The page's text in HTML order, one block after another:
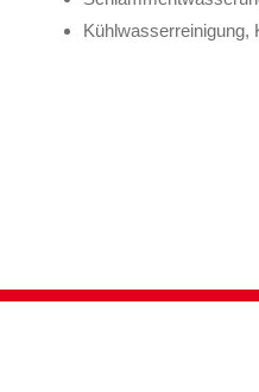
Kühlwasserreinigung,